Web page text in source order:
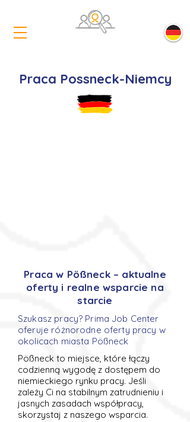
Praca Possneck-Niemcy
Praca w Pößneck – aktualne
oferty i realne wsparcie na
starcie
Szukasz pracy? Prima Job Center
oferuje różnorodne oferty pracy w
okolicach miasta Pößneck
Pößneck to miejsce, które łączy
codzienną wygodę z dostępem do
niemieckiego rynku pracy. Jeśli
zależy Ci na stabilnym zatrudnieniu i
jasnych zasadach współpracy,
skorzystaj z naszego wsparcia.